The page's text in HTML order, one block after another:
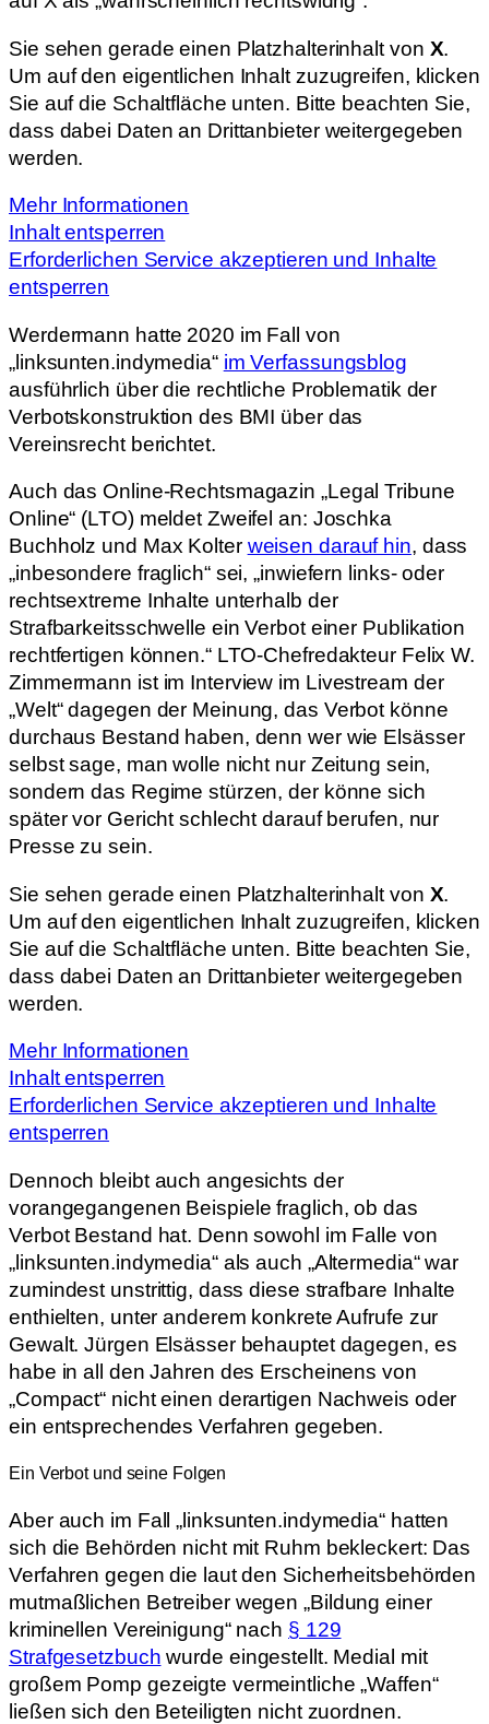
Sie sehen gerade einen Platzhalterinhalt von X.
Um auf den eigentlichen Inhalt zuzugreifen, klicken
Sie auf die Schaltfläche unten. Bitte beachten Sie,
dass dabei Daten an Drittanbieter weitergegeben
werden.
Mehr Informationen
Inhalt entsperren
Erforderlichen Service akzeptieren und Inhalte
entsperren
Werdermann hatte 2020 im Fall von
„linksunten.indymedia“ im Verfassungsblog
ausführlich über die rechtliche Problematik der
Verbotskonstruktion des BMI über das
Vereinsrecht berichtet.
Auch das Online-Rechtsmagazin „Legal Tribune
Online“ (LTO) meldet Zweifel an: Joschka
Buchholz und Max Kolter weisen darauf hin, dass
„inbesondere fraglich“ sei, „inwiefern links- oder
rechtsextreme Inhalte unterhalb der
Strafbarkeitsschwelle ein Verbot einer Publikation
rechtfertigen können.“ LTO-Chefredakteur Felix W.
Zimmermann ist im Interview im Livestream der
„Welt“ dagegen der Meinung, das Verbot könne
durchaus Bestand haben, denn wer wie Elsässer
selbst sage, man wolle nicht nur Zeitung sein,
sondern das Regime stürzen, der könne sich
später vor Gericht schlecht darauf berufen, nur
Presse zu sein.
Sie sehen gerade einen Platzhalterinhalt von X.
Um auf den eigentlichen Inhalt zuzugreifen, klicken
Sie auf die Schaltfläche unten. Bitte beachten Sie,
dass dabei Daten an Drittanbieter weitergegeben
werden.
Mehr Informationen
Inhalt entsperren
Erforderlichen Service akzeptieren und Inhalte
entsperren
Dennoch bleibt auch angesichts der
vorangegangenen Beispiele fraglich, ob das
Verbot Bestand hat. Denn sowohl im Falle von
„linksunten.indymedia“ als auch „Altermedia“ war
zumindest unstrittig, dass diese strafbare Inhalte
enthielten, unter anderem konkrete Aufrufe zur
Gewalt. Jürgen Elsässer behauptet dagegen, es
habe in all den Jahren des Erscheinens von
„Compact“ nicht einen derartigen Nachweis oder
ein entsprechendes Verfahren gegeben.
Ein Verbot und seine Folgen
Aber auch im Fall „linksunten.indymedia“ hatten
sich die Behörden nicht mit Ruhm bekleckert: Das
Verfahren gegen die laut den Sicherheitsbehörden
mutmaßlichen Betreiber wegen „Bildung einer
kriminellen Vereinigung“ nach § 129
Strafgesetzbuch wurde eingestellt. Medial mit
großem Pomp gezeigte vermeintliche „Waffen“
ließen sich den Beteiligten nicht zuordnen.